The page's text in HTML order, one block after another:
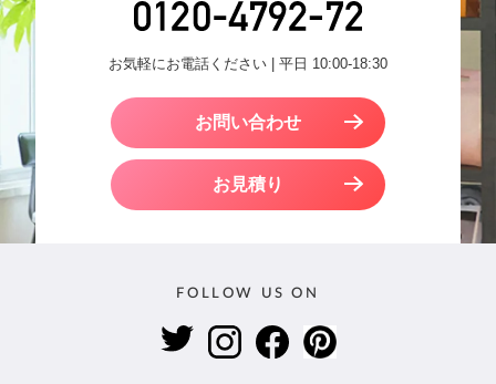
お気軽にお電話ください | 平日 10:00-18:30
お問い合わせ
お見積り
FOLLOW US ON